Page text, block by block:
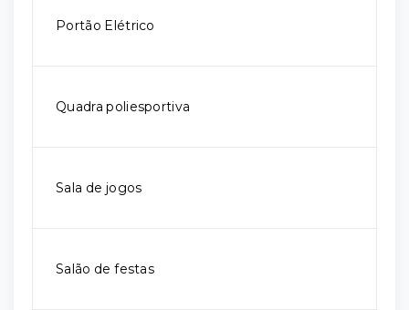
Portão Elétrico
Quadra poliesportiva
Sala de jogos
Salão de festas